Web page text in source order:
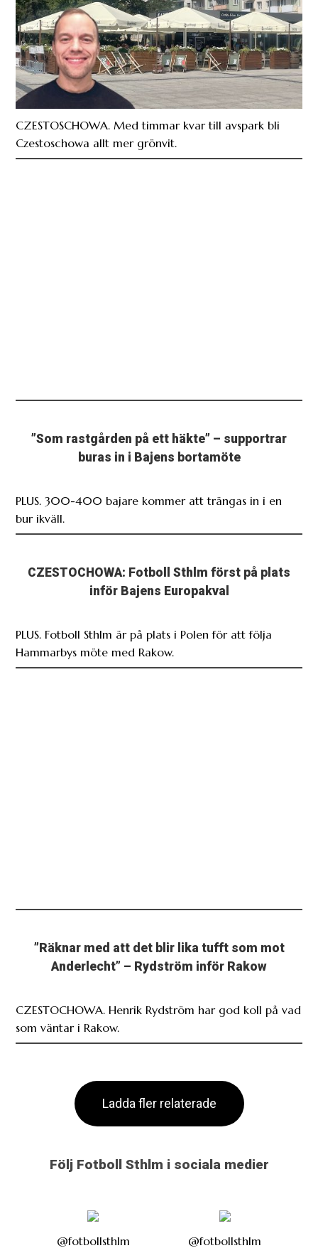
CZESTOSCHOWA. Med timmar kvar till avspark bli
Czestoschowa allt mer grönvit.
”Som rastgården på ett häkte” – supportrar
buras in i Bajens bortamöte
PLUS. 300-400 bajare kommer att trängas in i en
bur ikväll.
CZESTOCHOWA: Fotboll Sthlm först på plats
inför Bajens Europakval
PLUS. Fotboll Sthlm är på plats i Polen för att följa
Hammarbys möte med Rakow.
”Räknar med att det blir lika tufft som mot
Anderlecht” – Rydström inför Rakow
CZESTOCHOWA. Henrik Rydström har god koll på vad
som väntar i Rakow.
Ladda fler relaterade
Följ Fotboll Sthlm i sociala medier
@fotbollsthlm @fotbollsthlm